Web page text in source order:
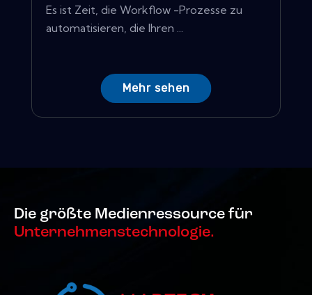
Es ist Zeit, die Workflow -Prozesse zu
automatisieren, die Ihren ...
Mehr sehen
Die größte Medienressource für
Unternehmenstechnologie.